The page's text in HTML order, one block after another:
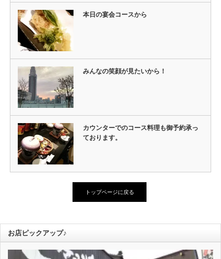
本日の宴会コースから
みんなの笑顔が見たいから！
カウンターでのコース料理も御予約承っ
ております。
トップページに戻る
お店ピックアップ♪